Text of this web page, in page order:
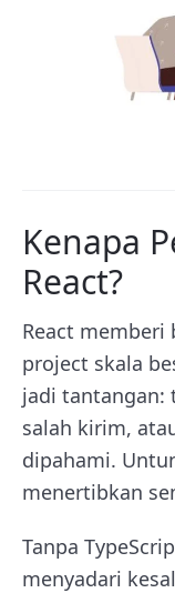
Kenapa
React?
React memberi
project skala
jadi tantangan:
salah kirim,
dipahami.
menertibkan
Tanpa
menyadari